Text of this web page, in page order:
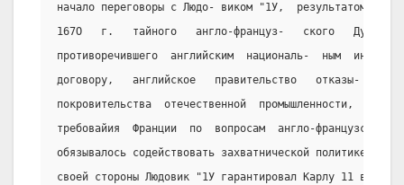
начало переговоры с Людо- виком "1У,  результатом
167О   г.   тайного   англо-француз-   ского
противоречившего  английским  националь-  ным
договору,   английское   правительство   отказы-
покровительства  отечественной  промышленности,
требовайия  Франции  по  вопросам  англо-
обязывалось содействовать захватнической политике
своей стороны Людовик "1У гарантировал Карлу 11